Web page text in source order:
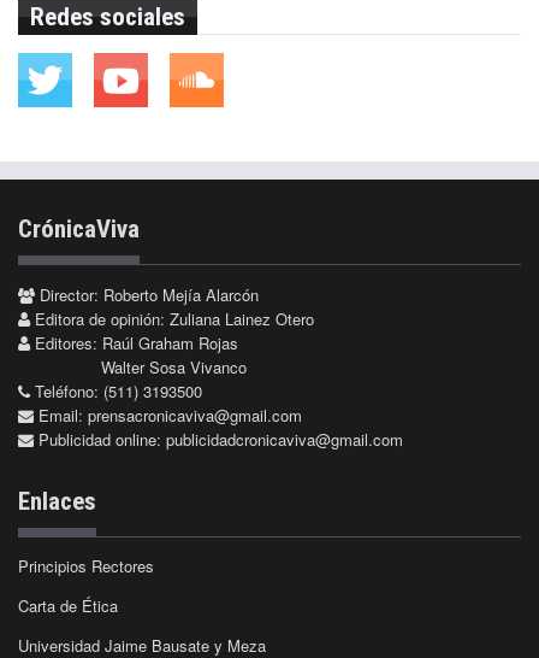
Redes sociales
CrónicaViva
Director: Roberto Mejía Alarcón
Editora de opinión: Zuliana Lainez Otero
Editores: Raúl Graham Rojas
Walter Sosa Vivanco
Teléfono: (511) 3193500
Email: prensacronicaviva@gmail.com
Publicidad online: publicidadcronicaviva@gmail.com
Enlaces
Principios Rectores
Carta de Ética
Universidad Jaime Bausate y Meza